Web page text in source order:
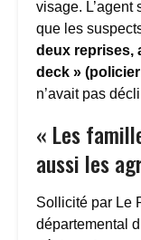
visage. L’agent
que les
deux reprises,
deck »
n’avait pas
« Les
aussi les
Sollicité par Le
départemental